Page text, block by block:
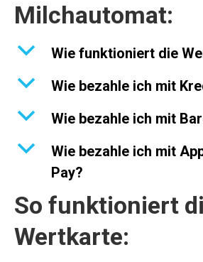
Milchautomat:
b Wie funktioniert die
b Wie bezahle ich mit
b Wie bezahle ich mit
b
Wie bezahle ich mit
Pay?
So funktioniert
Wertkarte: